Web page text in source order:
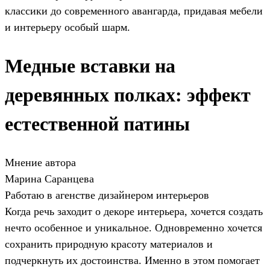
классики до современного авангарда, придавая мебели
и интерьеру особый шарм.
Медные вставки на
деревянных полках: эффект
естественной патины
Мнение автора
Марина Саранцева
Работаю в агенстве дизайнером интерьеров
Когда речь заходит о декоре интерьера, хочется создать
нечто особенное и уникальное. Одновременно хочется
сохранить природную красоту материалов и
подчеркнуть их достоинства. Именно в этом помогает